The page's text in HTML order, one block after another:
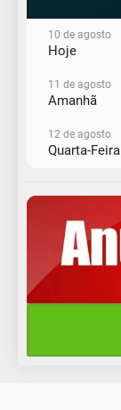
10 de agosto
Hoje
11 de agosto
Amanhã
12 de agosto
Quarta-Feira
Quinta-Feira
14 de agosto
Sexta-Feira
Sábado